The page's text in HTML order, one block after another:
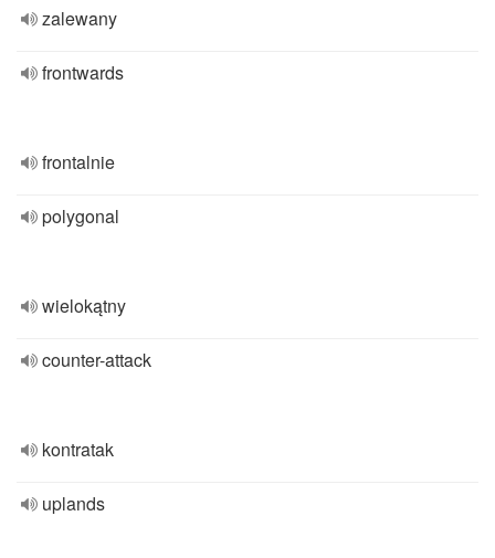
zalewany
frontwards
frontalnie
polygonal
wielokątny
counter-attack
kontratak
uplands